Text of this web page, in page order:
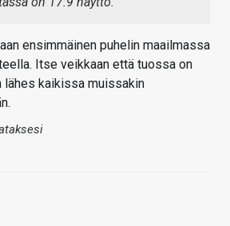
ensimmäinen puhelin maailmassa
Itse veikkaan että tuossa on
lähes kaikissa muissakin